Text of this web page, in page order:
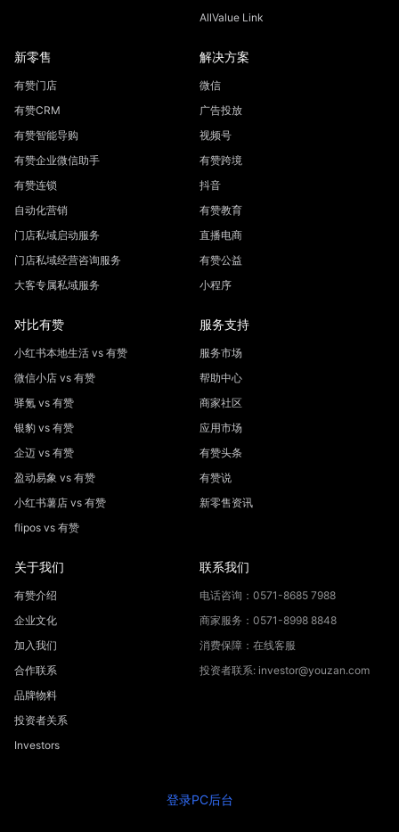
AllValue Link
新零售
有赞门店
有赞CRM
有赞智能导购
有赞企业微信助手
有赞连锁
自动化营销
门店私域启动服务
门店私域经营咨询服务
大客专属私域服务
解决方案
微信
广告投放
视频号
有赞跨境
抖音
有赞教育
直播电商
有赞公益
小程序
对比有赞
小红书本地生活 vs 有赞
微信小店 vs 有赞
驿氪 vs 有赞
银豹 vs 有赞
企迈 vs 有赞
盈动易象 vs 有赞
小红书薯店 vs 有赞
flipos vs 有赞
服务支持
服务市场
帮助中心
商家社区
应用市场
有赞头条
有赞说
新零售资讯
关于我们
有赞介绍
企业文化
加入我们
合作联系
品牌物料
投资者关系
Investors
联系我们
电话咨询：0571-8685 7988
商家服务：0571-8998 8848
消费保障：在线客服
投资者联系: investor@youzan.com
登录PC后台